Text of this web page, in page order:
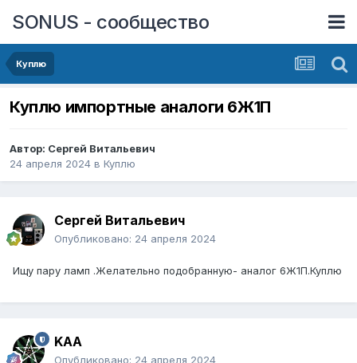
SONUS - сообщество
Куплю
Куплю импортные аналоги 6Ж1П
Автор: Сергей Витальевич
24 апреля 2024 в Куплю
Сергей Витальевич
Опубликовано: 24 апреля 2024
Ищу пару ламп .Желательно подобранную- аналог 6Ж1П.Куплю
KAA
Опубликовано: 24 апреля 2024